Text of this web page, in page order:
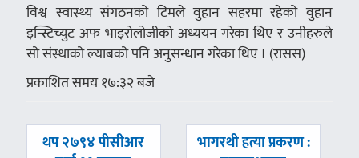
विश्व स्वास्थ्य संगठनको टिमले वुहान सहरमा रहेको वुहान
इन्स्टिच्युट अफ भाइरोलोजीको अध्ययन गरेका थिए र उनीहरुले
सो संस्थाको ल्याबको पनि अनुसन्धान गरेका थिए । (रासस)
प्रकाशित समय १७:३२ बजे
पछिल्लाे
थप २७९४ पीसीआर
अघिल्लाे
भागरथी हत्या प्रकरण :